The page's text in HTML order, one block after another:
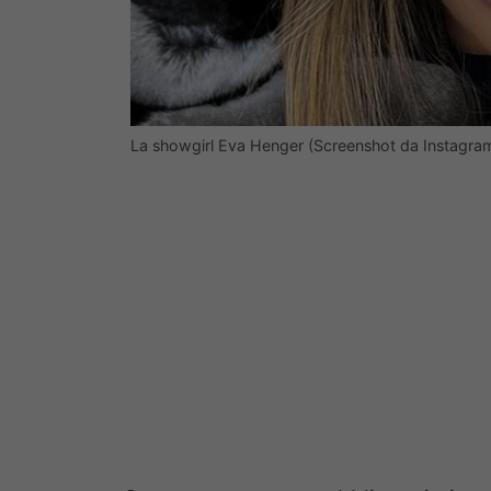
La showgirl Eva Henger (Screenshot da